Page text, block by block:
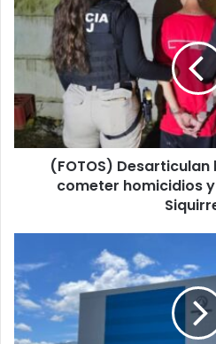
Desarticulan
dedicada
homicidios
y
vender
(FOTOS)
cometer homicidios
ordena
reinstalar
imágenes
religiosas